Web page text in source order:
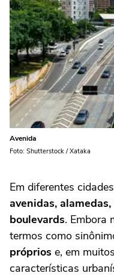
Avenida
Foto: Shutterstock / Xataka
Em diferentes
avenidas,
boulevards. Embora
termos como
próprios e, em
características